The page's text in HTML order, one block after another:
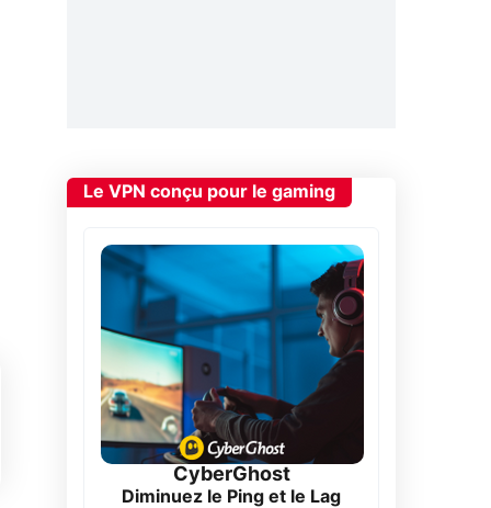
Le VPN conçu pour le gaming
CyberGhost
Diminuez le Ping et le Lag